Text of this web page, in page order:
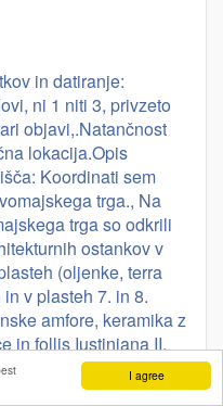
I agree
in datiranje:
ni 1 niti 3, privzeto
objavi,.Natančnost
lokacija.Opis
Koordinati sem
trga., Na
trga so odkrili
ostankov v
(oljenke, terra
v plasteh 7. in 8.
amfore, keramika z
in follis Iustiniana II,
Kos) (Stokin